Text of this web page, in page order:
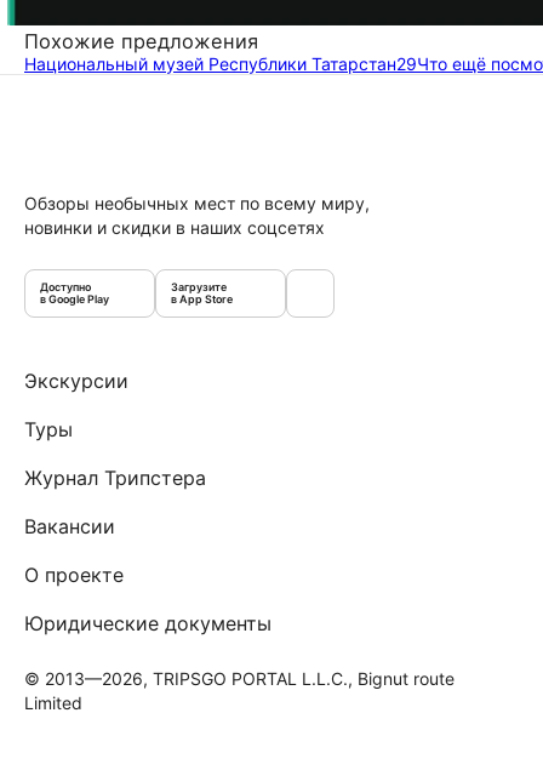
Похожие предложения
Национальный музей Республики Татарстан29Что ещё
Обзоры необычных мест по всему миру,
новинки и скидки в наших соцсетях
Доступно
в Google Play
Загрузите
в App Store
Экскурсии
Туры
Журнал Трипстера
Вакансии
О проекте
Юридические документы
© 2013—2026, TRIPSGO PORTAL L.L.C., Bignut route
Limited